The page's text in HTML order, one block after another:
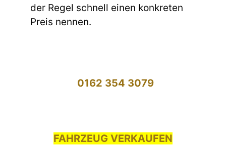
der Regel schnell einen konkreten
Preis nennen.
0162 354 3079
FAHRZEUG VERKAUFEN